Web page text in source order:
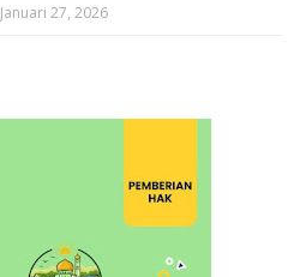
Januari 27, 2026